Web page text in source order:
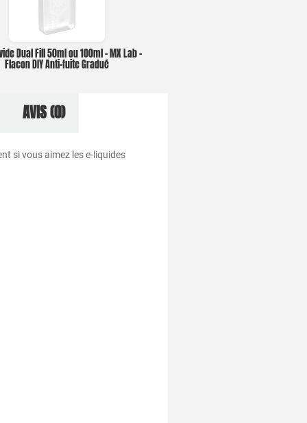
Dual Fill 50ml ou 100ml – MX Lab –
Flacon DIY Anti-fuite Gradué
AVIS (0)
si vous aimez les e-liquides